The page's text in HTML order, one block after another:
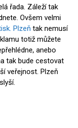
řada. Záleží tak
Ovšem velmi
Plzeň tak nemusí
totiž můžete
anebo
tak bude cestovat
veřejnost. Plzeň